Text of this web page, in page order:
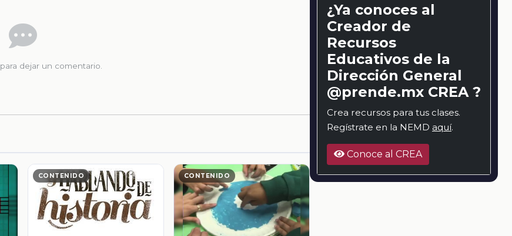
para dejar un comentario.
CONTENIDO CONTENIDO
¿Ya conoces al
Creador de
Recursos
Educativos de la
Dirección General
@prende.mx CREA ?
Crea recursos para tus clases.
Regístrate en la NEMD aquí.
Conoce al CREA